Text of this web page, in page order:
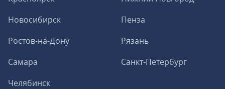
Новосибирск
Пенза
Ростов-на-Дону
Рязань
Самара
Санкт-Петербург
Челябинск